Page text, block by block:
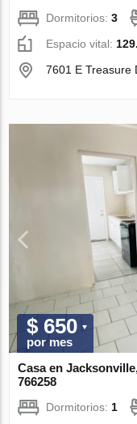
Dormitorios:3
Espacio vital:
7601 E Treasure
$ 650
por mes
Casa en
766258
Dormitorios:1